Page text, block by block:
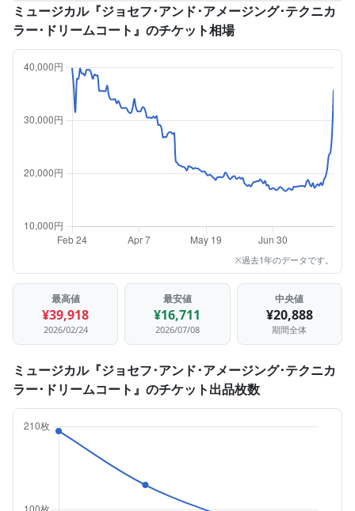
ミュージカル『ジョセフ･アンド･アメージング･テクニカ
ラー･ドリームコート』のチケット相場
※過去1年のデータです。
最高値
¥39,918
2026/02/24
最安値
¥16,711
2026/07/08
中央値
¥20,888
期間全体
ミュージカル『ジョセフ･アンド･アメージング･テクニカ
ラー･ドリームコート』のチケット出品枚数